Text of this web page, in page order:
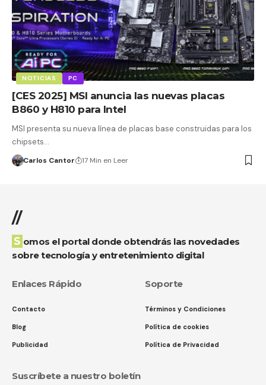
NOTICIAS PC
[CES 2025] MSI anuncia las nuevas placas
B860 y H810 para Intel
MSI presenta su nueva línea de placas base construidas para los
chipsets…
Carlos Cantor 17 Min en Leer
//
Somos el portal donde obtendrás las novedades
sobre tecnología y entretenimiento digital
Enlaces Rápido
Contacto
Blog
Publicidad
Soporte
Términos y Condiciones
Política de cookies
Política de Privacidad
Suscríbete a nuestro boletín